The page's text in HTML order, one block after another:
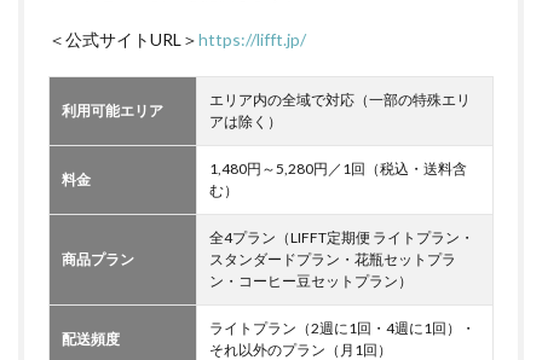
＜公式サイトURL＞https://lifft.jp/
利用可能エリア
エリア内の全域で対応（一部の特殊エリ
アは除く）
料金
1,480円～5,280円／1回（税込・送料含
む）
商品プラン
全4プラン（LIFFT定期便 ライトプラン・
スタンダードプラン・花瓶セットプラ
ン・コーヒー豆セットプラン）
配送頻度
ライトプラン（2週に1回・4週に1回）・
それ以外のプラン（月1回）